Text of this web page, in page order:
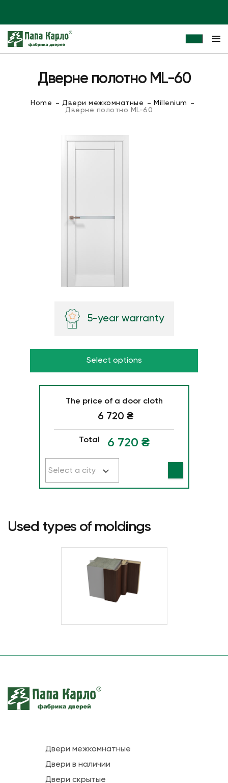
Дверне полотно ML-60
Home Двери межкомнатные
Millenium
Дверне полотно ML-60
5-year warranty
Select options
The price of a door cloth
6 720 ₴
Total 6 720 ₴
Select a city
Used types of moldings
Двери межкомнатные
Двери в наличии
Двери скрытые